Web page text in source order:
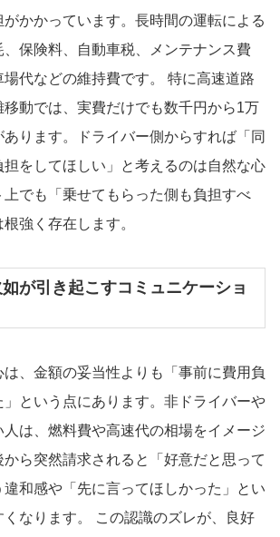
かかっています。長時間の運転による
保険料、自動車税、メンテナンス費
場代などの維持費です。 特に高速道路
移動では、実費だけでも数千円から1万
ります。ドライバー側からすれば「同
担をしてほしい」と考えるのは自然な心
でも「乗せてもらった側も負担すべ
強く存在します。
が引き起こすコミュニケーショ
、金額の妥当性よりも「事前に費用負
という点にあります。非ドライバーや
は、燃料費や高速代の相場をイメージ
から突然請求されると「好意だと思って
和感や「先に言ってほしかった」とい
くなります。 この認識のズレが、良好